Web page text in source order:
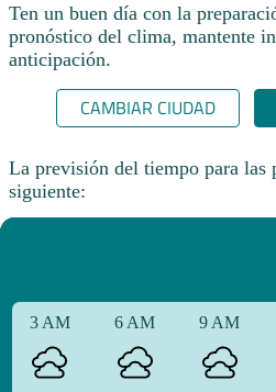
Ten un buen día con la
pronóstico del clima, mantente
anticipación.​
CAMBIAR CIUDAD
La previsión del tiempo para las
siguiente:
3 AM 6 AM 9 AM